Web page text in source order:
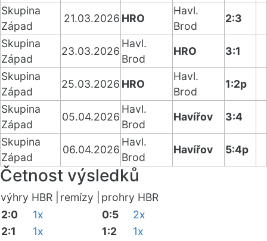
Skupina
Západ
21.03.2026 HRO
Havl.
Brod
2:3
Skupina
Západ
23.03.2026
Havl.
Brod
HRO
3:1
Skupina
Západ
25.03.2026 HRO
Havl.
Brod
1:2p
Skupina
Západ
05.04.2026
Havl.
Brod
Havířov
3:4
Skupina
Západ
06.04.2026
Havl.
Brod
Havířov 5:4p
Četnost výsledků
výhry HBR | remízy |
prohry HBR
2:0
1x
2:1
1x
0:5
2x
1:2
1x